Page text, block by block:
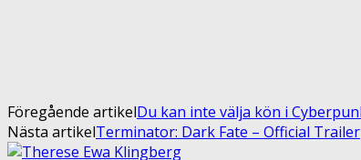
Föregående artikelDu kan inte välja kön i
Nästa artikelTerminator: Dark Fate – Official Trailer